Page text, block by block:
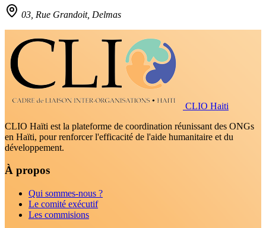
03, Rue Grandoit, Delmas
CLIO Haiti
CLIO Haïti est la plateforme de coordination réunissant des ONGs
en Haïti, pour renforcer l'efficacité de l'aide humanitaire et du
développement.
À propos
Qui sommes-nous ?
Le comité exécutif
Les commisions